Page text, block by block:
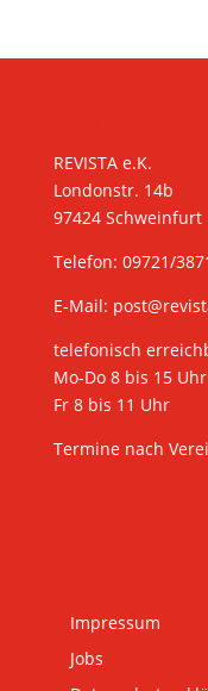
REVISTA e.K.
Londonstr. 14b
97424 Schweinfurt
Telefon: 09721/
E-Mail:
telefonisch
Mo-Do 8 bis 15 Uhr
Fr 8 bis 11 Uhr
Termine nach
Impressum
Jobs